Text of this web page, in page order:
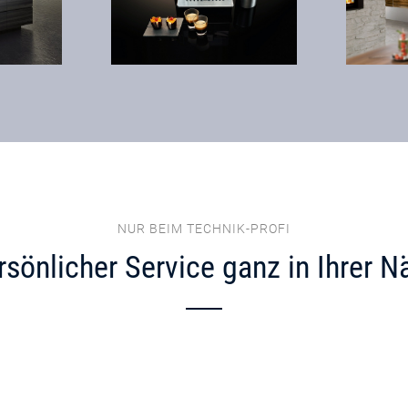
NUR BEIM TECHNIK-PROFI
Service ganz in Ihrer